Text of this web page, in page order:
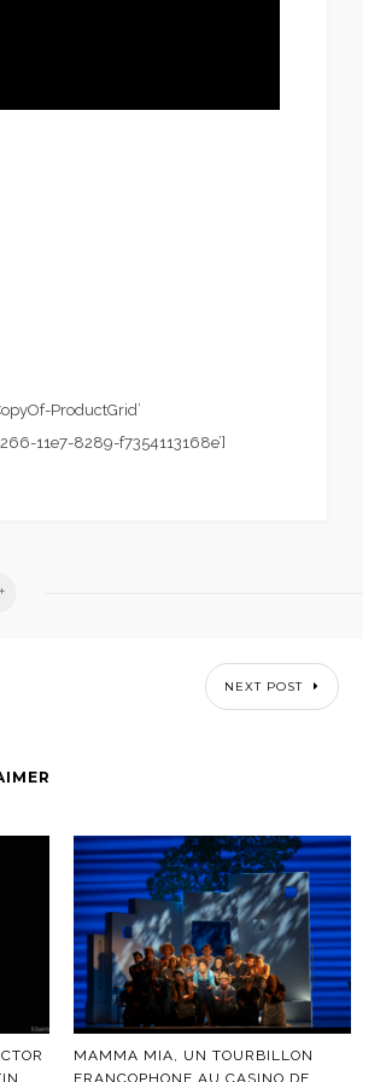
ProductGrid’
11e7-8289-f7354113168e’]
NEXT POST
MAMMA MIA, UN TOURBILLON
FRANCOPHONE AU CASINO DE